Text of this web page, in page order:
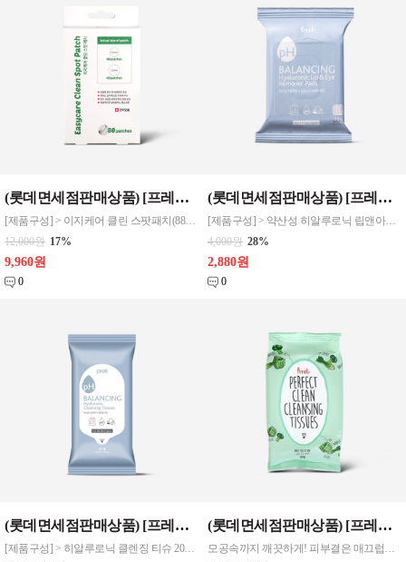
(롯데면세점판매상품) [프레티] 이지케어 클린 스팟패치(88패치) 10mm 48패치, 12mm 40패치_의약외품
[제품구성] > 이지케어 클린 스팟패치(88패치)10mm 48패치, 12mm 40패치_의약외품 [제품규격] > 84*20*125mm [제품특징] > 피부 진정 성분 함유로 편리한 관리 > 민감한 피부를 보호, 진정 성분 함유로 카밍 케어 > 외부 환경 및 2차 오염으로 부터 보호
12,000원 17%
9,960원
0
(롯데면세점판매상품) [프레티] 약산성 히알루로닉 립앤아이 리무버패드 30매
[제품구성] > 약산성 히알루로닉 립앤아이 리무버패드 30매 [제품규격] > 88*120*28mm [제품특징] > 소중한 피부에 매일 사용하는 클렌징 > 10중 히알루론산 1,000ppm > 맥주효모추출물 > 에버라스팅 추출물
4,000원 28%
2,880원
0
(롯데면세점판매상품) [프레티] 히알루로닉 클렌징 티슈 20매입
[제품구성] > 히알루로닉 클렌징 티슈 20매입 [제품규격] > 98*145*35mm [제품특징] > 티슈 한장으로 끝내는 산뜻 촉촉 클렌징 > 약산성의 노워시 포뮬러로 자극없이 부드럽게 > 비건 포뮬러의 워터 베이스 클렌징 티슈 > 도톰하고 부드러운 원단으로 저자극 클렌징
(롯데면세점판매상품) [프레티] 퍼펙트 클린 데일리 클렌징 티슈 30매
모공속까지 깨끗하게! 피부결은 매끄럽게! 브로콜리싹추출물로 피부를 맑고 깨끗하게! [제품구성] > 퍼펙트 클린 데일리 클렌징 티슈 30매 [제품규격] > 98*145*40mm [제품특징] > 저자극 클렌징 > 피부 노폐물 제거 > 자연유래 성분